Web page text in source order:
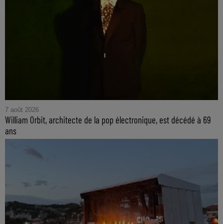
7 août 2026
William Orbit, architecte de la pop électronique, est décédé à 69
ans